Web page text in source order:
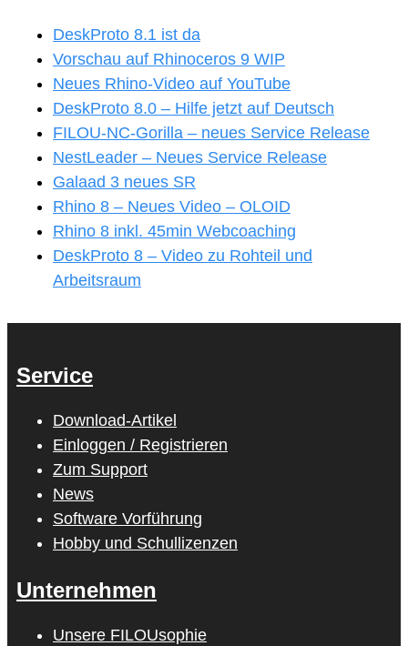
DeskProto 8.1 ist da
Vorschau auf Rhinoceros 9 WIP
Neues Rhino-Video auf YouTube
DeskProto 8.0 – Hilfe jetzt auf Deutsch
FILOU-NC-Gorilla – neues Service Release
NestLeader – Neues Service Release
Galaad 3 neues SR
Rhino 8 – Neues Video – OLOID
Rhino 8 inkl. 45min Webcoaching
DeskProto 8 – Video zu Rohteil und
Arbeitsraum
Service
Download-Artikel
Einloggen / Registrieren
Zum Support
News
Software Vorführung
Hobby und Schullizenzen
Unternehmen
Unsere FILOUsophie